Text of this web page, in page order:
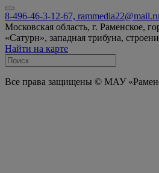
8-496-46-3-12-67, rammedia22@mail.ru
Московская область, г. Раменское,
«Сатурн», западная трибуна,
Найти на карте
Все права защищены © МАУ